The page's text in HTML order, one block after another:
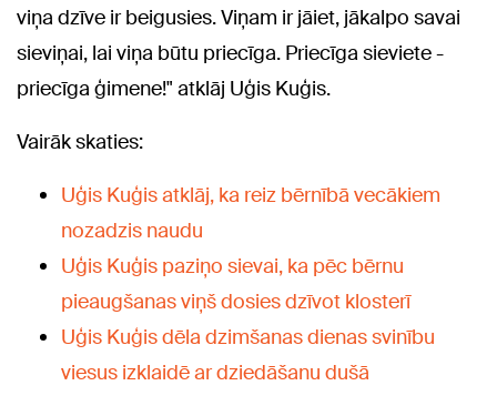
viņa dzīve ir beigusies. Viņam ir jāiet, jākalpo savai
sieviņai, lai viņa būtu priecīga. Priecīga sieviete -
priecīga ģimene!" atklāj Uģis Kuģis.
Vairāk skaties:
Uģis Kuģis atklāj, ka reiz bērnībā vecākiem
nozadzis naudu
Uģis Kuģis paziņo sievai, ka pēc bērnu
pieaugšanas viņš dosies dzīvot klosterī
Uģis Kuģis dēla dzimšanas dienas svinību
viesus izklaidē ar dziedāšanu dušā